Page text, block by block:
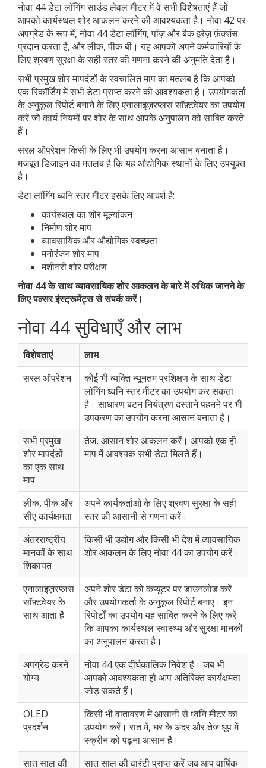
नोवा 44 डेटा लॉगिंग साउंड लेवल मीटर में वे सभी विशेषताएं हैं जो
आपको कार्यस्थल शोर आकलन करने की आवश्यकता है। नोवा 42 पर
अपग्रेड के रूप में, नोवा 44 डेटा लॉगिंग, पॉज़ और बैक इरेज़ फ़ंक्शंस
प्रदान करता है, और लीक, पीक बी। यह आपको अपने कर्मचारियों के
लिए श्रवण सुरक्षा के सही स्तर की गणना करने की अनुमति देता है।
सभी प्रमुख शोर मापदंडों के स्वचालित माप का मतलब है कि आपको
एक रिकॉर्डिंग में सभी डेटा प्राप्त करने की आवश्यकता है। उपयोगकर्ता
के अनुकूल रिपोर्ट बनाने के लिए एनालाइज़रप्लस सॉफ़्टवेयर का उपयोग
करें जो कार्य नियमों पर शोर के साथ आपके अनुपालन को साबित करते
हैं।
सरल ऑपरेशन किसी के लिए भी उपयोग करना आसान बनाता है।
मजबूत डिजाइन का मतलब है कि यह औद्योगिक स्थानों के लिए उपयुक्त
है।
डेटा लॉगिंग ध्वनि स्तर मीटर इसके लिए आदर्श है:
कार्यस्थल का शोर मूल्यांकन
निर्माण शोर माप
व्यावसायिक और औद्योगिक स्वच्छता
मनोरंजन शोर माप
मशीनरी शोर परीक्षण
नोवा 44 के साथ व्यावसायिक शोर आकलन के बारे में अधिक जानने के
लिए पल्सर इंस्ट्रूमेंट्स से संपर्क करें।
नोवा 44 सुविधाएँ और लाभ
विशेषताएं
लाभ
सरल ऑपरेशन
कोई भी व्यक्ति न्यूनतम प्रशिक्षण के साथ डेटा
लॉगिंग ध्वनि स्तर मीटर का उपयोग कर सकता
है। साधारण बटन नियंत्रण दस्ताने पहनने पर भी
उपकरण का उपयोग करना आसान बनाता है।
सभी प्रमुख
शोर मापदंडों
का एक साथ
माप
तेज, आसान शोर आकलन करें। आपको एक ही
माप में आवश्यक सभी डेटा मिलते हैं।
लीक, पीक और
सीए कार्यक्षमता
अपने कार्यकर्ताओं के लिए श्रवण सुरक्षा के सही
स्तर की आसानी से गणना करें।
अंतरराष्ट्रीय
मानकों के साथ
शिकायत
किसी भी उद्योग और किसी भी देश में व्यावसायिक
शोर आकलन के लिए नोवा 44 का उपयोग करें।
एनालाइज़रप्लस
सॉफ्टवेयर के
साथ आता है
अपने शोर डेटा को कंप्यूटर पर डाउनलोड करें
और उपयोगकर्ता के अनुकूल रिपोर्ट बनाएं। इन
रिपोर्टों का उपयोग यह साबित करने के लिए करें
कि आपका कार्यस्थल स्वास्थ्य और सुरक्षा मानकों
का अनुपालन करता है।
अपग्रेड करने
योग्य
नोवा 44 एक दीर्घकालिक निवेश है। जब भी
आपको आवश्यकता हो आप अतिरिक्त कार्यक्षमता
जोड़ सकते हैं।
OLED
प्रदर्शन
किसी भी वातावरण में आसानी से ध्वनि मीटर का
उपयोग करें। रात में, घर के अंदर और तेज धूप में
स्क्रीन को पढ़ना आसान है।
सात साल की
सात साल की वारंटी प्राप्त करें जब आप वार्षिक